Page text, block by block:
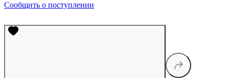
Сообщить о поступлении